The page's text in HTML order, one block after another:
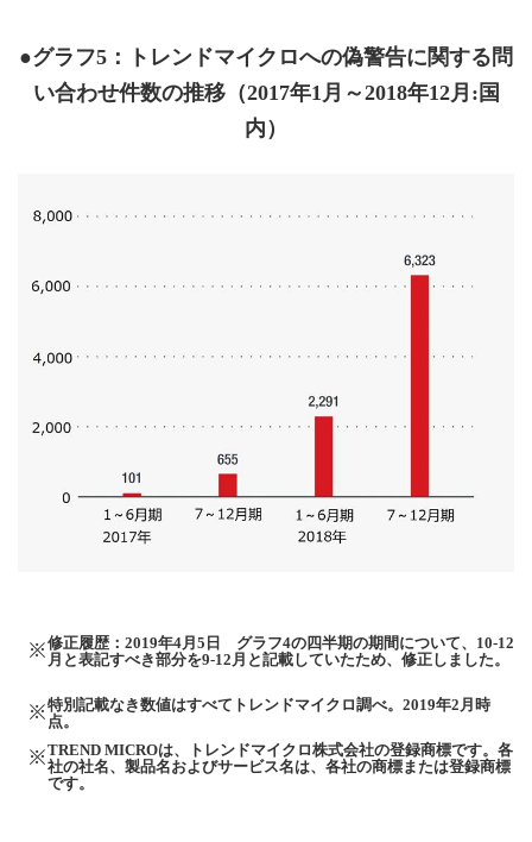
●グラフ5：トレンドマイクロへの偽警告に関する問
い合わせ件数の推移（2017年1月～2018年12月:国
内）
修正履歴：2019年4月5日 グラフ4の四半期の期間について、10-12
月と表記すべき部分を9-12月と記載していたため、修正しました。
特別記載なき数値はすべてトレンドマイクロ調べ。2019年2月時
点。
TREND MICROは、トレンドマイクロ株式会社の登録商標です。各
社の社名、製品名およびサービス名は、各社の商標または登録商標
です。